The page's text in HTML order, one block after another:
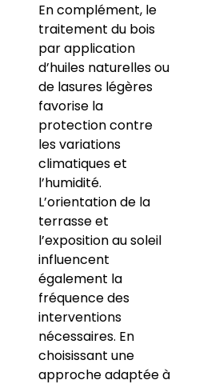
En complément, le
traitement du bois
par application
d’huiles naturelles ou
de lasures légères
favorise la
protection contre
les variations
climatiques et
l’humidité.
L’orientation de la
terrasse et
l’exposition au soleil
influencent
également la
fréquence des
interventions
nécessaires. En
choisissant une
approche adaptée à